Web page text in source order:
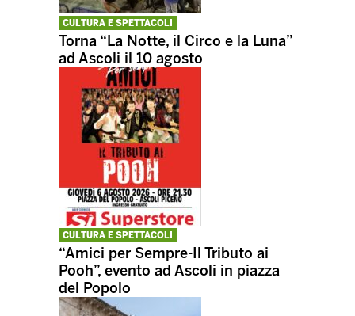
CULTURA E SPETTACOLI
Torna “La Notte, il Circo e la Luna”
ad Ascoli il 10 agosto
CULTURA E SPETTACOLI
“Amici per Sempre-Il Tributo ai
Pooh”, evento ad Ascoli in piazza
del Popolo